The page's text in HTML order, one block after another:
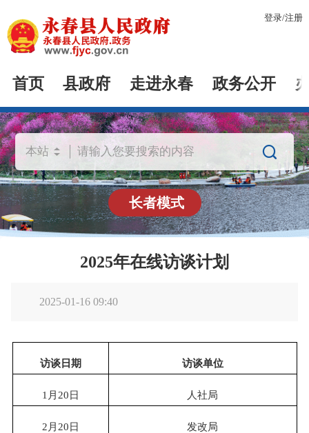
登录/注册
首页 县政府 走进永春 政务公开

长者模式
2025年在线访谈计划
2025-01-16 09:40
访谈日期 访谈单位
1 月 20日 人社局
2 月 20日 发改局